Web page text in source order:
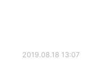
2019.08.18 13:07